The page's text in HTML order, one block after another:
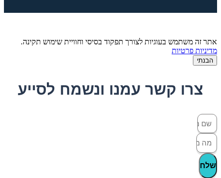
אתר זה משתמש בעוגיות לצורך תפקוד בסיסי וחוויית שימוש תקינה.
מדיניות פרטיות
הבנתי
צרו קשר עמנו ונשמח לסייע
שלח